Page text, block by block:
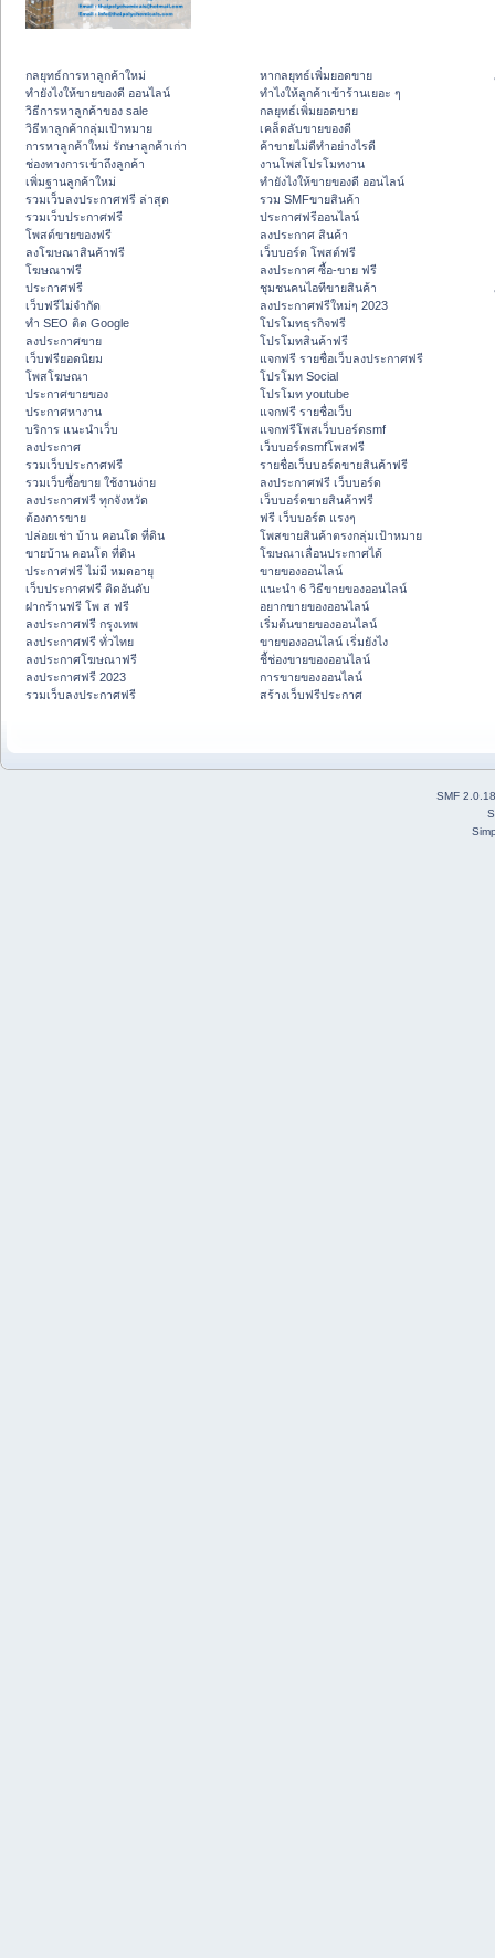
กลยุทธ์การหาลูกค้าใหม่
ทํายังไงให้ขายของดี ออนไลน์
วิธีการหาลูกค้าของ sale
วิธีหาลูกค้ากลุ่มเป้าหมาย
การหาลูกค้าใหม่ รักษาลูกค้าเก่า
ช่องทางการเข้าถึงลูกค้า
เพิ่มฐานลูกค้าใหม่
รวมเว็บลงประกาศฟรี ล่าสุด
รวมเว็บประกาศฟรี
โพสต์ขายของฟรี
ลงโฆษณาสินค้าฟรี
โฆษณาฟรี
ประกาศฟรี
เว็บฟรีไม่จำกัด
ทำ SEO ติด Google
ลงประกาศขาย
เว็บฟรียอดนิยม
โพสโฆษณา
ประกาศขายของ
ประกาศหางาน
บริการ แนะนำเว็บ
ลงประกาศ
รวมเว็บประกาศฟรี
รวมเว็บซื้อขาย ใช้งานง่าย
ลงประกาศฟรี ทุกจังหวัด
ต้องการขาย
ปล่อยเช่า บ้าน คอนโด ที่ดิน
ขายบ้าน คอนโด ที่ดิน
ประกาศฟรี ไม่มี หมดอายุ
เว็บประกาศฟรี ติดอันดับ
ฝากร้านฟรี โพ ส ฟรี
ลงประกาศฟรี กรุงเทพ
ลงประกาศฟรี ทั่วไทย
ลงประกาศโฆษณาฟรี
ลงประกาศฟรี 2023
รวมเว็บลงประกาศฟรี
หากลยุทธ์เพิ่มยอดขาย
ทําไงให้ลูกค้าเข้าร้านเยอะ ๆ
กลยุทธ์เพิ่มยอดขาย
เคล็ดลับขายของดี
ค้าขายไม่ดีทำอย่างไรดี
งานโพสโปรโมทงาน
ทํายังไงให้ขายของดี ออนไลน์
รวม SMFขายสินค้า
ประกาศฟรีออนไลน์
ลงประกาศ สินค้า
เว็บบอร์ด โพสต์ฟรี
ลงประกาศ ซื้อ-ขาย ฟรี
ชุมชนคนไอทีขายสินค้า
ลงประกาศฟรีใหม่ๆ 2023
โปรโมทธุรกิจฟรี
โปรโมทสินค้าฟรี
แจกฟรี รายชื่อเว็บลงประกาศฟรี
โปรโมท Social
โปรโมท youtube
แจกฟรี รายชื่อเว็บ
แจกฟรีโพสเว็บบอร์ดsmf
เว็บบอร์ดsmfโพสฟรี
รายชื่อเว็บบอร์ดขายสินค้าฟรี
ลงประกาศฟรี เว็บบอร์ด
เว็บบอร์ดขายสินค้าฟรี
ฟรี เว็บบอร์ด แรงๆ
โพสขายสินค้าตรงกลุ่มเป้าหมาย
โฆษณาเลื่อนประกาศได้
ขายของออนไลน์
แนะนำ 6 วิธีขายของออนไลน์
อยากขายของออนไลน์
เริ่มต้นขายของออนไลน์
ขายของออนไลน์ เริ่มยังไง
ชี้ช่องขายของออนไลน์
การขายของออนไลน์
สร้างเว็บฟรีประกาศ
SMF 2.0.18